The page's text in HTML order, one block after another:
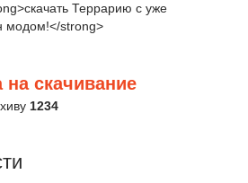
Террарию с уже
модом!</strong>
скачивание
1234